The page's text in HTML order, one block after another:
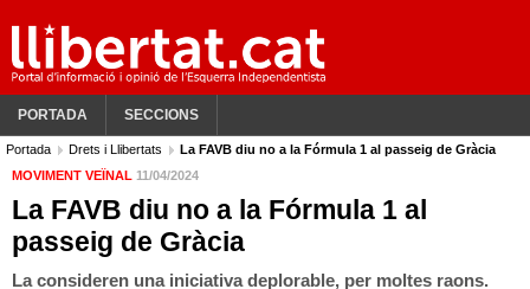
PORTADA SECCIONS
Portada Drets i Llibertats
La FAVB diu no a la Fórmula 1 al passeig de Gràcia
MOVIMENT VEÏNAL 11/04/2024
La FAVB diu no a la Fórmula 1 al
passeig de Gràcia
La consideren una iniciativa deplorable, per moltes raons.